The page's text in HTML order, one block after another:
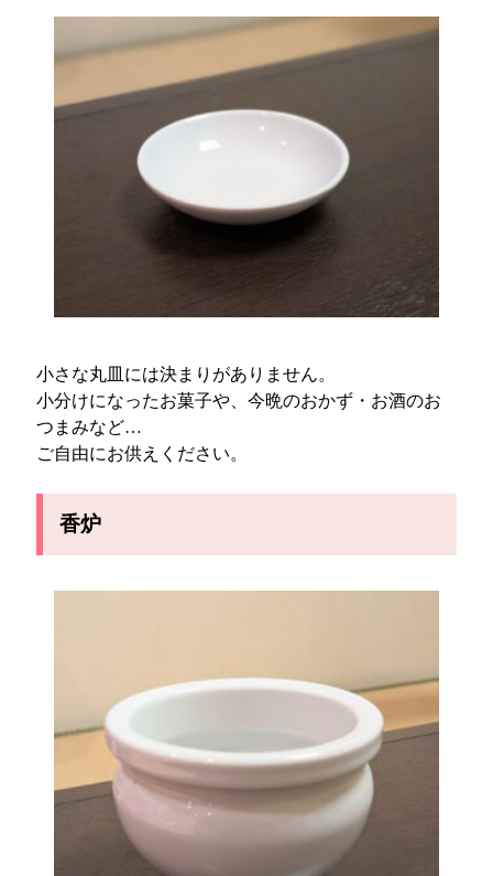
小さな丸皿には決まりがありません。
小分けになったお菓子や、今晩のおかず・お酒のお
つまみなど…
ご自由にお供えください。
香炉